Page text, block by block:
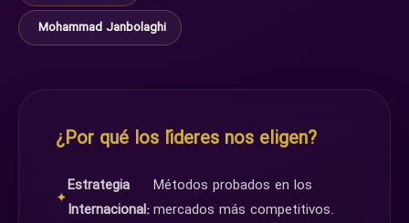
Mohammad Janbolaghi
¿Por qué los líderes nos eligen?
✦
Estrategia
Internacional:
Métodos probados en los
mercados más competitivos.